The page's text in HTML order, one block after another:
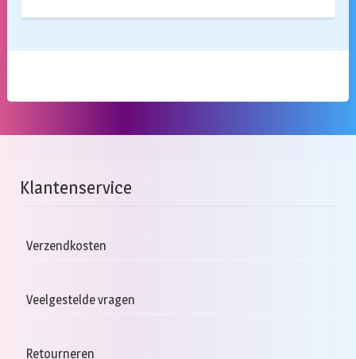
Klantenservice
Verzendkosten
Veelgestelde vragen
Retourneren